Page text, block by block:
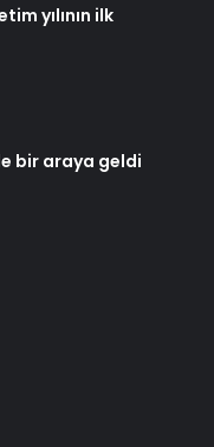
yılının ilk
bir araya geldi